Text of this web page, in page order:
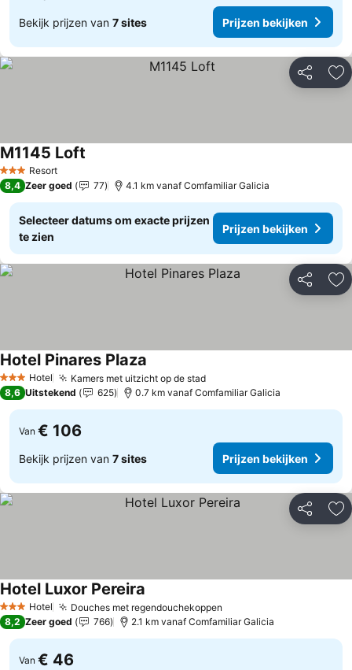
Bekijk prijzen van 7 sites Prijzen bekijken
Delen
3 SterrenResort
M1145 Loft
8,4 Zeer goed 77 4.1 km vanaf Comfamiliar Galicia
Selecteer datums om exacte prijzen
te zien
Prijzen bekijken
Delen
3 SterrenHotel Kamers met uitzicht op de stadPrijzen bekijken
Hotel Pinares Plaza
8,6 Uitstekend 625 0.7 km vanaf Comfamiliar Galicia
Van € 106
Bekijk prijzen van 7 sites Prijzen bekijken
Delen
3 SterrenHotel Douches met regendouchekoppen
Hotel Luxor Pereira
8,2 Zeer goed 766 2.1 km vanaf Comfamiliar Galicia
Van € 46